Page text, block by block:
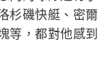
杉磯快艇、密爾
等，都對他感到